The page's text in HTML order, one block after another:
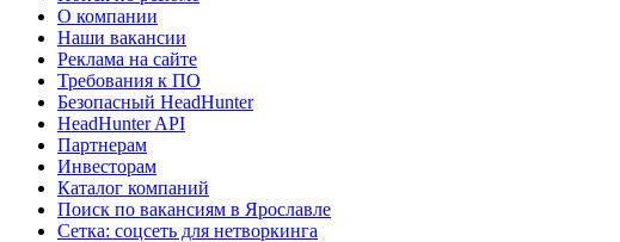
О компании
Наши вакансии
Реклама на сайте
Требования к ПО
Безопасный HeadHunter
HeadHunter API
Партнерам
Инвесторам
Каталог компаний
Поиск по вакансиям в Ярославле
Сетка: соцсеть для нетворкинга